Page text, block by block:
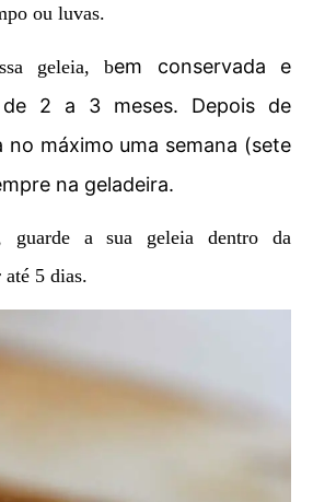
ou luvas.
geleia, bem conservada e
de 2 a 3 meses. Depois de
no máximo uma semana (sete
na geladeira.
guarde a sua geleia dentro da
5 dias.